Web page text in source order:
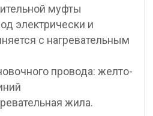
муфты
электрически и
с нагревательным
провода: желто-
жила.